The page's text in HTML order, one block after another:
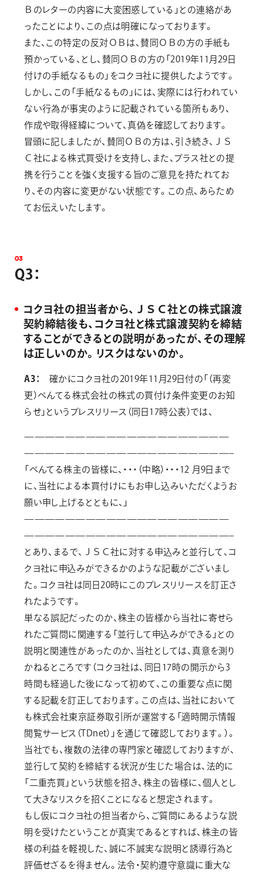
Ｂのレターの内容に大変困惑している」との連絡があ
ったことにより、この点は明確になっております。
また、この特定の反対ＯＢは、賛同ＯＢの方の手紙も
預かっている、とし、賛同ＯＢの方の「2019年11月29日
付けの手紙なるもの」をコクヨ社に提供したようです。
しかし、この「手紙なるもの」には、実際には行われてい
ない行為が事実のように記載されている箇所もあり、
作成や取得経緯について、真偽を確認しております。
冒頭に記しましたが、賛同ＯＢの方は、引き続き、ＪＳ
Ｃ社による株式買受けを支持し、また、プラス社との提
携を行うことを強く支援する旨のご意見を持たれてお
り、その内容に変更がない状態です。この点、あらため
てお伝えいたします。
03
Q3 ：
コクヨ社の担当者から、ＪＳＣ社との株式譲渡
契約締結後も、コクヨ社と株式譲渡契約を締結
することができるとの説明があったが、その理解
は正しいのか。リスクはないのか。
A3：
確かにコクヨ社の2019年11月29日付の「（再変
更）ぺんてる株式会社の株式の買付け条件変更のお知
らせ」というプレスリリース（同日17時公表）では、
————————————————————
————————————————————–
「ぺんてる株主の皆様に、・・・（中略）・・・12 月9日まで
に、当社による本買付けにもお申し込みいただくようお
願い申し上げるとともに、」
————————————————————
————————————————————–
とあり、まるで、ＪＳＣ社に対する申込みと並行して、コ
クヨ社に申込みができるかのような記載がございまし
た。コクヨ社は同日20時にこのプレスリリースを訂正さ
れたようです。
単なる誤記だったのか、株主の皆様から当社に寄せら
れたご質問に関連する「並行して申込みができる」との
説明と関連性があったのか、当社としては、真意を測り
かねるところです（コクヨ社は、同日17時の開示から3
時間も経過した後になって初めて、この重要な点に関
する記載を訂正しております。この点は、当社において
も株式会社東京証券取引所が運営する「適時開示情報
閲覧サービス（TDnet）」を通じて確認しております。）。
当社でも、複数の法律の専門家と確認しておりますが、
並行して契約を締結する状況が生じた場合は、法的に
「二重売買」という状態を招き、株主の皆様に、個人とし
て大きなリスクを招くことになると想定されます。
もし仮にコクヨ社の担当者から、ご質問にあるような説
明を受けたということが真実であるとすれば、株主の皆
様の利益を軽視した、誠に不誠実な説明と誘導行為と
評価せざるを得ません。法令・契約遵守意識に重大な